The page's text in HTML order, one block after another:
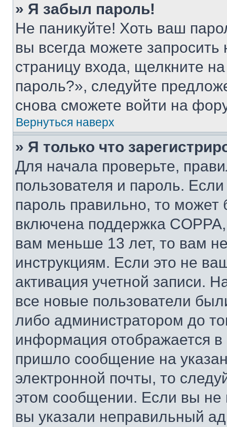
» Я забыл пароль!
Не паникуйте! Хоть ваш
вы всегда можете
страницу входа, щелкните
пароль?», следуйте
снова сможете войти на
Вернуться наверх
» Я только что
Для начала проверьте,
пользователя и пароль.
пароль правильно, то может
включена поддержка
вам меньше 13 лет, то вам
инструкциям. Если это не
активация учетной записи.
все новые пользователи
либо администратором до
информация отображается
пришло сообщение на
электронной почты, то
этом сообщении. Если вы
вы указали неправильный